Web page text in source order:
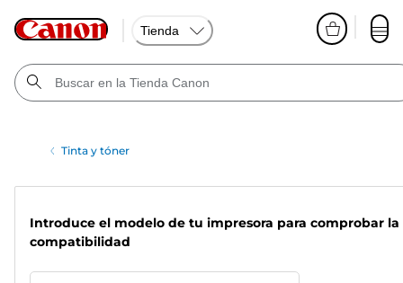
Tienda
Tinta y tóner
Introduce el modelo de tu impresora para comprobar la
compatibilidad